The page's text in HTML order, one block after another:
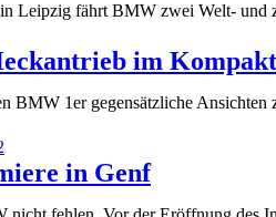
Leipzig fährt BMW zwei Welt-
im
BMW 1er gegensätzliche
in Genf